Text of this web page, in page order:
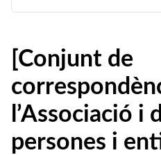
[Conjunt de
l’Associació i
persones i